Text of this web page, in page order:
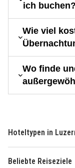
ich buchen?
Wie viel
Wo finde
Hoteltypen in
Beliebte Reiseziele